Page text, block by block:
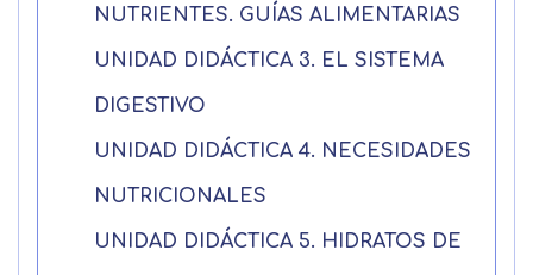
NUTRIENTES. GUÍAS ALIMENTARIAS
UNIDAD DIDÁCTICA 3. EL SISTEMA
DIGESTIVO
UNIDAD DIDÁCTICA 4. NECESIDADES
NUTRICIONALES
UNIDAD DIDÁCTICA 5. HIDRATOS DE
Información básica sobre
Acepto el tratamiento de mis datos con la
básica.
finalidades Derechos Acceder,
rectificar y suprimir los datos, así
explica en la información adicional
finalidad prevista en la información
nuestra política de cookies.
Después de aceptar, no volveremos a
Seguir navegando
Leer más